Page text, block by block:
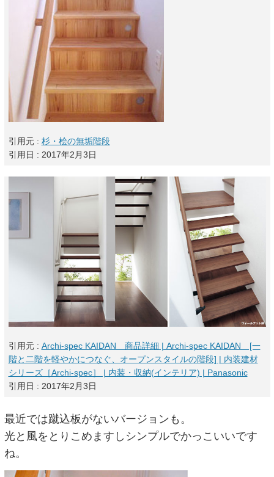
引用元 : 杉・桧の無垢階段
引用日 : 2017年2月3日
引用元 : Archi-spec KAIDAN 商品詳細 | Archi-spec KAIDAN [一
階と二階を軽やかにつなぐ、オープンスタイルの階段] | 内装建材
シリーズ［Archi-spec］ | 内装・収納(インテリア) | Panasonic
引用日 : 2017年2月3日
最近では蹴込板がないバージョンも。
光と風をとりこめますしシンプルでかっこいいです
ね。